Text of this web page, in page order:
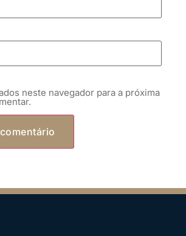
neste navegador para a próxima